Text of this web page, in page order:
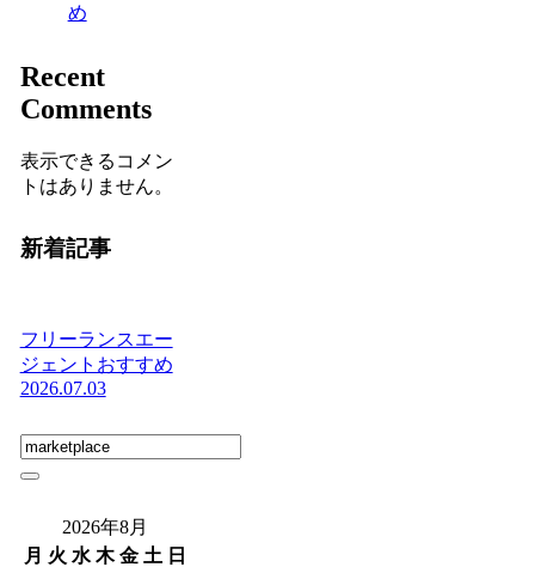
め
Recent
Comments
表示できるコメン
トはありません。
新着記事
フリーランスエー
ジェントおすすめ
2026.07.03
2026年8月
月 火 水 木 金 土 日